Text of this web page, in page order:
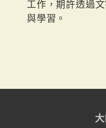
工作，期許透過
與學習。